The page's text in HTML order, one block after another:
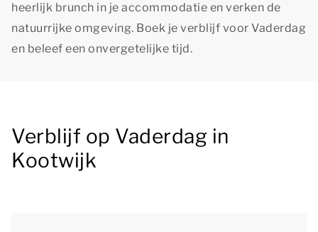
heerlijk brunch in je accommodatie en verken de
natuurrijke omgeving. Boek je verblijf voor Vaderdag
en beleef een onvergetelijke tijd.
Verblijf op Vaderdag in
Kootwijk